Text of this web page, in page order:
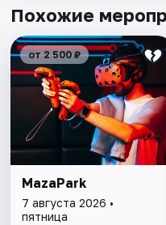
Похожие
от 2 500 ₽
MazaPark
7 августа 2026 •
пятница